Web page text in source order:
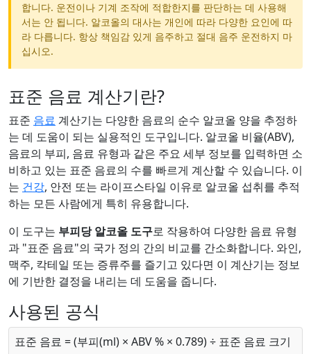
합니다. 운전이나 기계 조작에 적합한지를 판단하는 데 사용해
서는 안 됩니다. 알코올의 대사는 개인에 따라 다양한 요인에 따
라 다릅니다. 항상 책임감 있게 음주하고 절대 음주 운전하지 마
십시오.
표준 음료 계산기란?
표준 음료 계산기는 다양한 음료의 순수 알코올 양을 추정하
는 데 도움이 되는 실용적인 도구입니다. 알코올 비율(ABV),
음료의 부피, 음료 유형과 같은 주요 세부 정보를 입력하면 소
비하고 있는 표준 음료의 수를 빠르게 계산할 수 있습니다. 이
는 건강, 안전 또는 라이프스타일 이유로 알코올 섭취를 추적
하는 모든 사람에게 특히 유용합니다.
이 도구는 부피당 알코올 도구로 작용하여 다양한 음료 유형
과 "표준 음료"의 국가 정의 간의 비교를 간소화합니다. 와인,
맥주, 칵테일 또는 증류주를 즐기고 있다면 이 계산기는 정보
에 기반한 결정을 내리는 데 도움을 줍니다.
사용된 공식
표준 음료 = (부피(ml) × ABV % × 0.789) ÷ 표준 음료 크기